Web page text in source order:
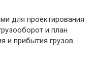
для проектирования
и план
и прибытия грузов.